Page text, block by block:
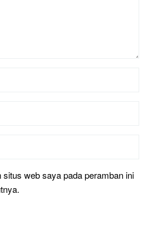
web saya pada peramban ini